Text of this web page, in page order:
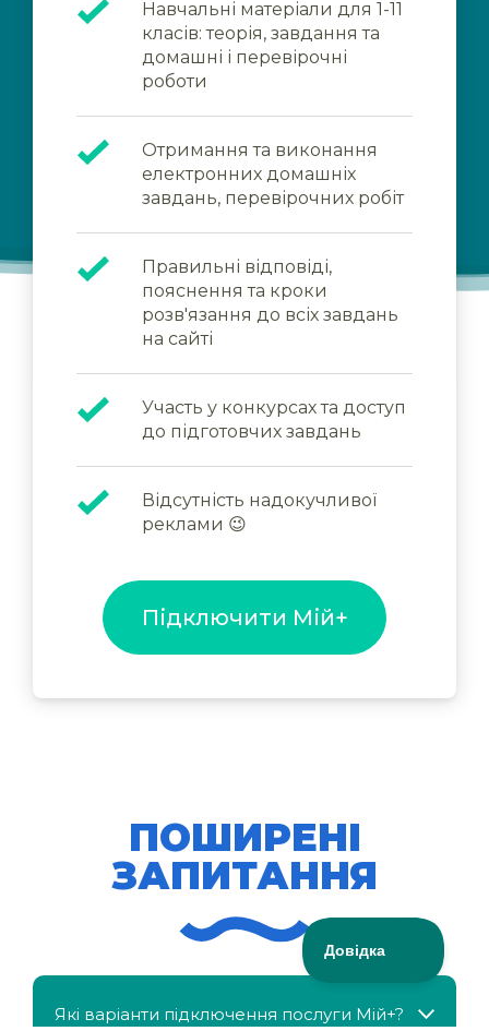
Навчальні матеріали для 1-11
класів: теорія, завдання та
домашні і перевірочні
роботи
Отримання та виконання
електронних домашніх
завдань, перевірочних робіт
Правильні відповіді,
пояснення та кроки
розв'язання до всіх завдань
на сайті
Участь у конкурсах та доступ
до підготовчих завдань
Відсутність надокучливої
реклами 😉
Підключити Мій+
ПОШИРЕНІ
ЗАПИТАННЯ
Які варіанти підключення послуги Мій+?